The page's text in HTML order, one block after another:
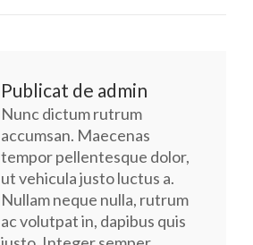
Publicat de admin
Nunc dictum rutrum
accumsan. Maecenas
tempor pellentesque dolor,
ut vehicula justo luctus a.
Nullam neque nulla, rutrum
ac volutpat in, dapibus quis